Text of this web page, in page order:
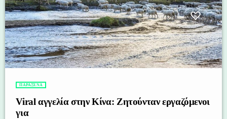
ΠΑΡΑΞΕΝΑ
Viral αγγελία στην Κίνα: Ζητούνταν εργαζόμενοι
για